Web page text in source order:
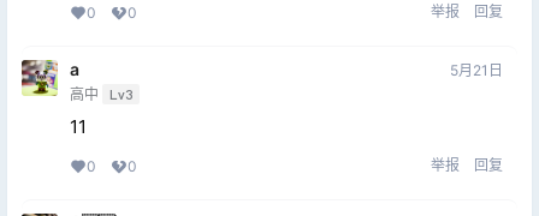
0 0 举报 回复
a
高中 Lv3
5月21日
11
0 0 举报 回复